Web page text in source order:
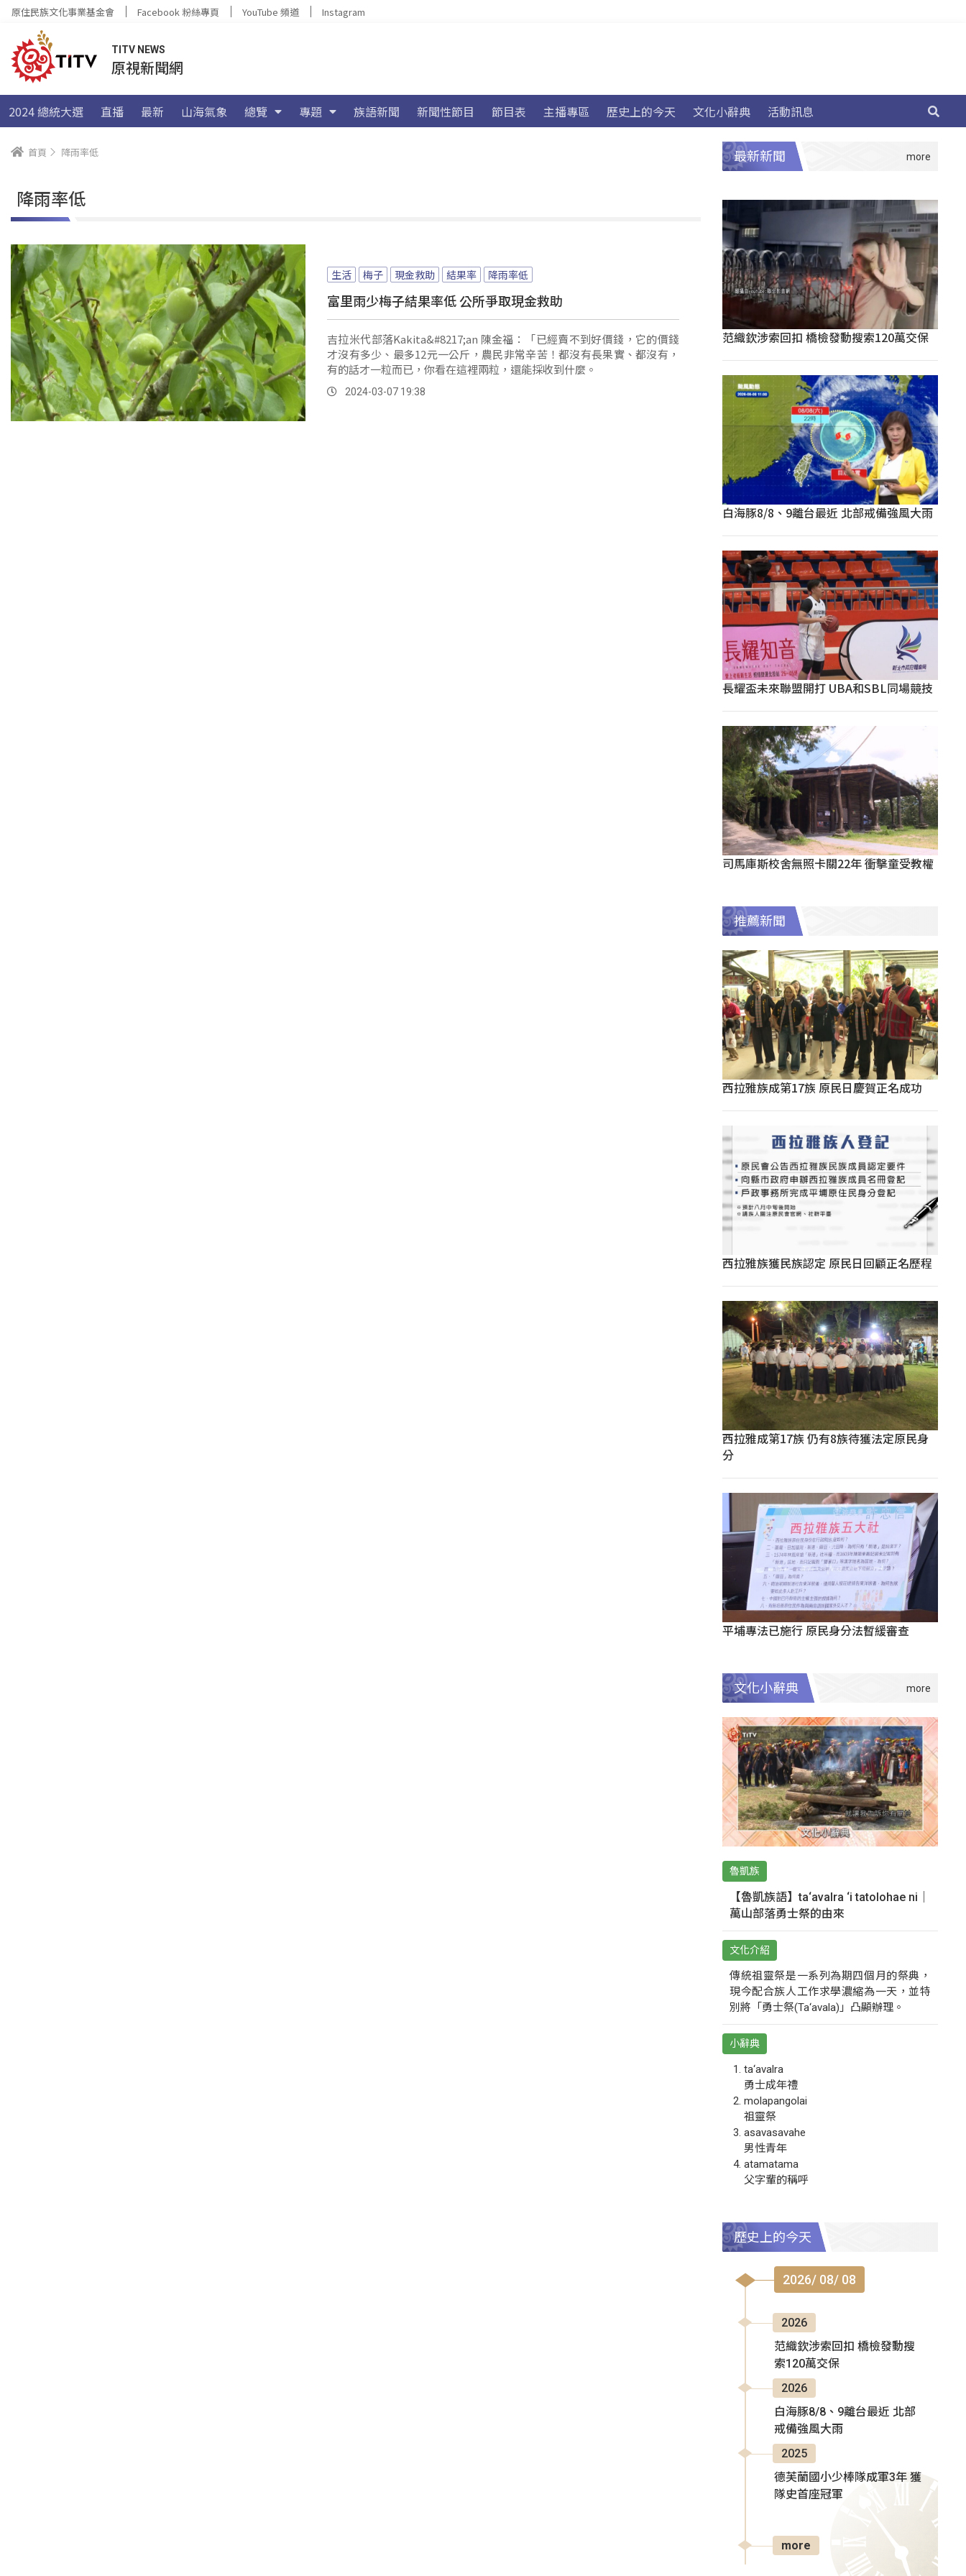
原住民族文化事業基金會 Facebook 粉絲專頁 YouTube 頻道 Instagram
TITV NEWS
原視新聞網
2024 總統大選 直播 最新 山海氣象 總覽 專題 族語新聞 新聞性節目 節目表 主播專區 歷史上的今天 文化小辭典 活動訊息
首頁 降雨率低
降雨率低
生活 梅子 現金救助 結果率 降雨率低
富里雨少梅子結果率低 公所爭取現金救助
吉拉米代部落Kakita&#8217;an 陳金福：「已經賣不到好價錢，它的價錢
才沒有多少、最多12元一公斤，農民非常辛苦！都沒有長果實、都沒有，
有的話才一粒而已，你看在這裡兩粒，還能採收到什麼。
2024-03-07 19:38
最新新聞
范織欽涉索回扣 橋檢發動搜索120萬交保
白海豚8/8、9離台最近 北部戒備強風大雨
長耀盃未來聯盟開打 UBA和SBL同場競技
司馬庫斯校舍無照卡關22年 衝擊童受教權
推薦新聞
西拉雅族成第17族 原民日慶賀正名成功
西拉雅族獲民族認定 原民日回顧正名歷程
西拉雅成第17族 仍有8族待獲法定原民身
分
平埔專法已施行 原民身分法暫緩審查
文化小辭典
魯凱族
【魯凱族語】ta‘avalra ‘i tatolohae ni｜
萬山部落勇士祭的由來
文化介紹
傳統祖靈祭是一系列為期四個月的祭典，
現今配合族人工作求學濃縮為一天，並特
別將「勇士祭(Ta‘avala)」凸顯辦理。
小辭典
ta‘avalra
勇士成年禮
molapangolai
祖靈祭
asavasavahe
男性青年
atamatama
父字輩的稱呼
歷史上的今天
2026/ 08/ 08
2026
范織欽涉索回扣 橋檢發動搜
索120萬交保
2026
白海豚8/8、9離台最近 北部
戒備強風大雨
2025
德芙蘭國小少棒隊成軍3年 獲
隊史首座冠軍
more